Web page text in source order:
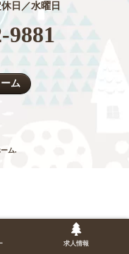
日／水曜日
9881
ム
ム.
求人情報